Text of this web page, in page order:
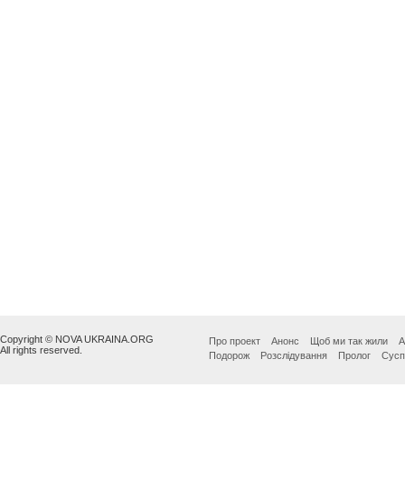
Copyright © NOVA UKRAINA.ORG
All rights reserved.
Про проект Анонс Щоб ми так жили
Подорож
Розслідування Пролог